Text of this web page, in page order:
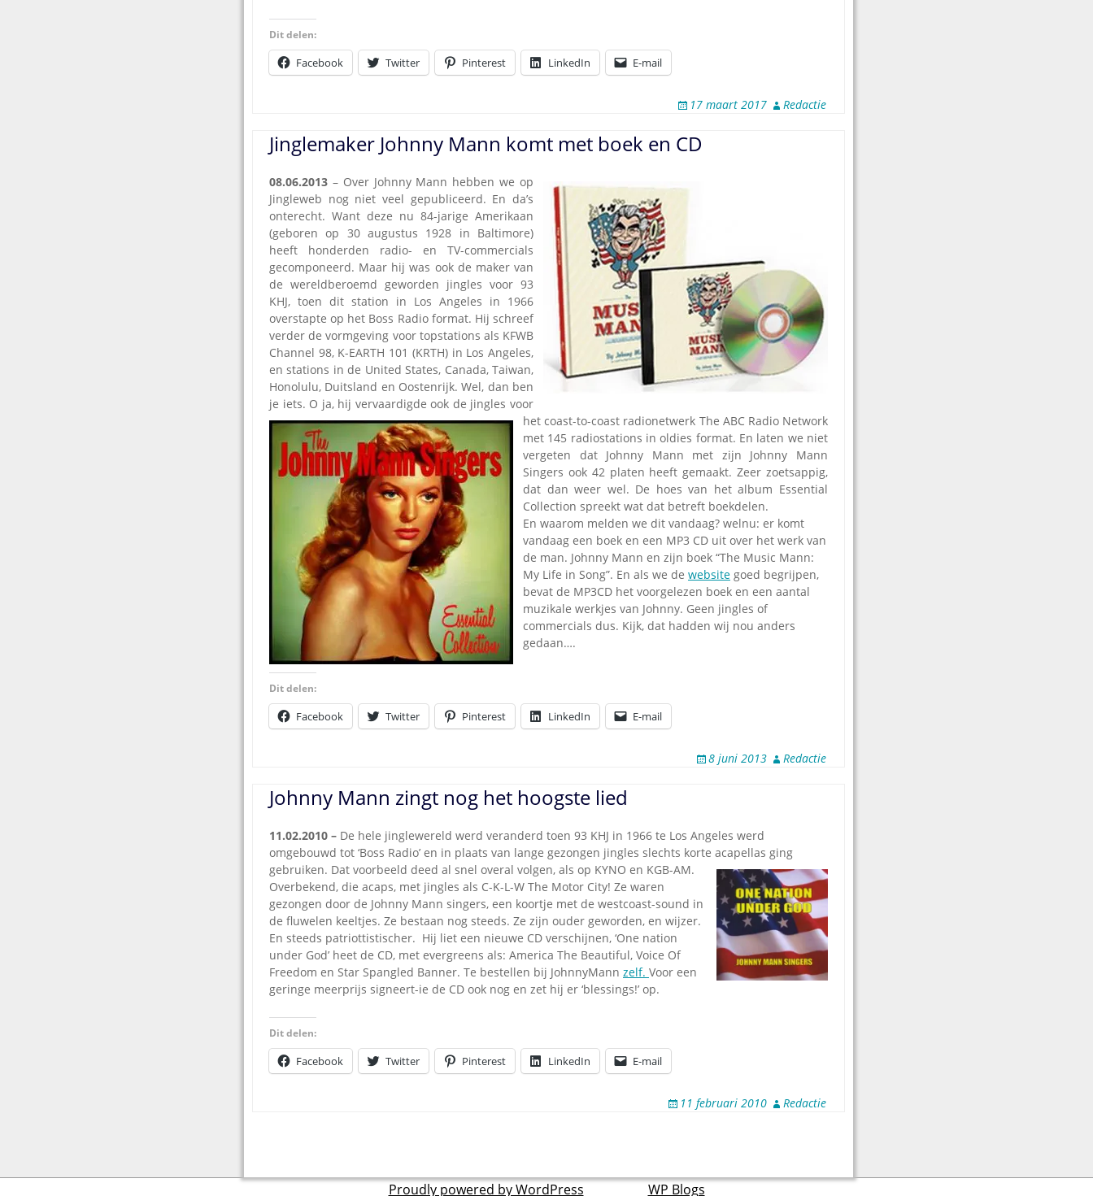
Dit delen:
Facebook Twitter Pinterest LinkedIn E-mail
17 maart 2017 Redactie
Jinglemaker Johnny Mann komt met boek en CD
08.06.2013 – Over Johnny Mann hebben we op
Jingleweb nog niet veel gepubliceerd. En da’s
onterecht. Want deze nu 84-jarige Amerikaan
(geboren op 30 augustus 1928 in Baltimore)
heeft honderden radio- en TV-commercials
gecomponeerd. Maar hij was ook de maker van
de wereldberoemd geworden jingles voor 93
KHJ, toen dit station in Los Angeles in 1966
overstapte op het Boss Radio format. Hij schreef
verder de vormgeving voor topstations als KFWB
Channel 98, K-EARTH 101 (KRTH) in Los Angeles,
en stations in de United States, Canada, Taiwan,
Honolulu, Duitsland en Oostenrijk. Wel, dan ben
je iets. O ja, hij vervaardigde ook de jingles voor
het coast-to-coast radionetwerk The ABC Radio Network
met 145 radiostations in oldies format. En laten we niet
vergeten dat Johnny Mann met zijn Johnny Mann
Singers ook 42 platen heeft gemaakt. Zeer zoetsappig,
dat dan weer wel. De hoes van het album Essential
Collection spreekt wat dat betreft boekdelen.
En waarom melden we dit vandaag? welnu: er komt
vandaag een boek en een MP3 CD uit over het werk van
de man. Johnny Mann en zijn boek “The Music Mann:
My Life in Song”. En als we de website goed begrijpen,
bevat de MP3CD het voorgelezen boek en een aantal
muzikale werkjes van Johnny. Geen jingles of
commercials dus. Kijk, dat hadden wij nou anders
gedaan….
Dit delen:
Facebook Twitter Pinterest LinkedIn E-mail
8 juni 2013 Redactie
Johnny Mann zingt nog het hoogste lied
11.02.2010 – De hele jinglewereld werd veranderd toen 93 KHJ in 1966 te Los Angeles werd
omgebouwd tot ‘Boss Radio’ en in plaats van lange gezongen jingles slechts korte acapellas ging
gebruiken. Dat voorbeeld deed al snel overal volgen, als op KYNO en KGB-AM.
Overbekend, die acaps, met jingles als C-K-L-W The Motor City! Ze waren
gezongen door de Johnny Mann singers, een koortje met de westcoast-sound in
de fluwelen keeltjes. Ze bestaan nog steeds. Ze zijn ouder geworden, en wijzer.
En steeds patriottistischer. Hij liet een nieuwe CD verschijnen, ‘One nation
under God’ heet de CD, met evergreens als: America The Beautiful, Voice Of
Freedom en Star Spangled Banner. Te bestellen bij JohnnyMann zelf. Voor een
geringe meerprijs signeert-ie de CD ook nog en zet hij er ‘blessings!’ op.
Dit delen:
Facebook Twitter Pinterest LinkedIn E-mail
11 februari 2010 Redactie
Proudly powered by WordPress WP Blogs